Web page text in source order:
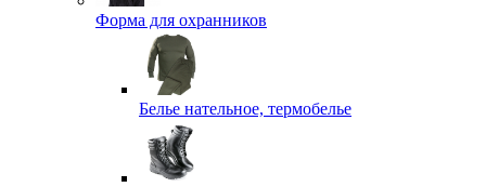
Форма для охранников
Белье нательное, термобелье